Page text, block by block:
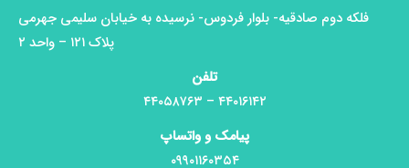
فلکه دوم صادقیه- بلوار فردوس- نرسیده به خیابان سلیمی جهرمی
پلاک ۱۲۱ – واحد ۲
تلفن
۴۴۰۱۶۱۴۲ – ۴۴۰۵۸۷۶۳
پیامک و واتساپ
۰۹۹۰۱۱۶۰۳۵۴